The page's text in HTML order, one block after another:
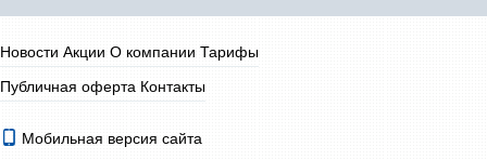
Новости Акции О компании Тарифы
Публичная оферта Контакты
Мобильная версия сайта